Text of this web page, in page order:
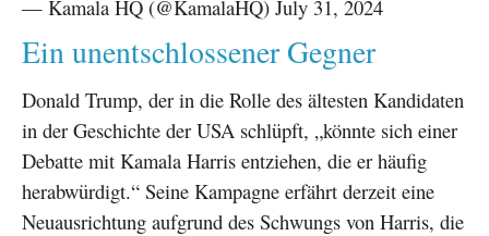
— Kamala HQ (@KamalaHQ) July 31, 2024
Ein unentschlossener Gegner
Donald Trump, der in die Rolle des ältesten Kandidaten
in der Geschichte der USA schlüpft, „könnte sich einer
Debatte mit Kamala Harris entziehen, die er häufig
herabwürdigt.“ Seine Kampagne erfährt derzeit eine
Neuausrichtung aufgrund des Schwungs von Harris, die